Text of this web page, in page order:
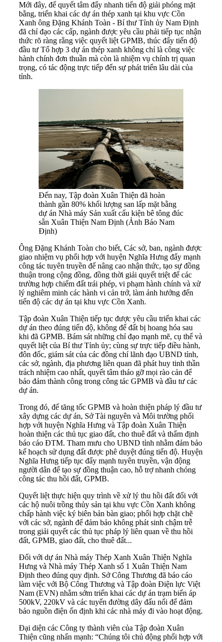
Mới đây, để quyết tâm đẩy nhanh tiến độ giải phóng mặt
bằng, triển khai các dự án thép xanh tại khu vực Cồn
Xanh ông Đặng Khánh Toàn - Bí thư Tỉnh ủy Nam Định
đã chỉ đạo các cấp, ngành được yêu cầu phải tiếp tục nhận
thức rõ ràng rằng việc quyết liệt GPMB, thúc đẩy tiến độ
đầu tư Tổ hợp 3 dự án thép xanh không chỉ là công việc
hành chính đơn thuần mà còn là nhiệm vụ chính trị quan
trọng, có tác động trực tiếp đến sự phát triển lâu dài của
tỉnh.
Đến nay, Tập đoàn Xuân Thiện đã hoàn
thành gần 80% khối lượng san lấp mặt bằng
dự án Nhà máy Sản xuất cấu kiện bê tông đúc
sẵn Xuân Thiện Nam Định (Ảnh Báo Nam
Định)
Ông Đặng Khánh Toàn cho biết, Các sở, ban, ngành được
giao nhiệm vụ phối hợp với huyện Nghĩa Hưng đẩy mạnh
công tác tuyên truyền để nâng cao nhận thức, tạo sự đồng
thuận trong cộng đồng, đồng thời giải quyết triệt để các
trường hợp chiếm đất trái phép, vi phạm hành chính và xử
lý nghiêm minh các hành vi cản trở, làm ảnh hưởng đến
tiến độ các dự án tại khu vực Cồn Xanh.
Tập đoàn Xuân Thiện tiếp tục được yêu cầu triển khai các
dự án theo đúng tiến độ, không để đất bị hoang hóa sau
khi đã GPMB. Bám sát những chỉ đạo mạnh mẽ, cụ thể và
quyết liệt của Bí thư Tỉnh ủy; cùng sự trực tiếp điều hành,
đôn đốc, giám sát của các đồng chí lãnh đạo UBND tỉnh,
các sở, ngành, địa phương liên quan đã phát huy tinh thần
trách nhiệm cao nhất, quyết tâm tháo gỡ mọi rào cản để
bảo đảm thành công trong công tác GPMB và đầu tư các
dự án.
Trong đó, để tăng tốc GPMB và hoàn thiện pháp lý đầu tư
xây dựng các dự án, Sở Tài nguyên và Môi trường phối
hợp với huyện Nghĩa Hưng và Tập đoàn Xuân Thiện
hoàn thiện các thủ tục giao đất, cho thuê đất và thẩm định
báo cáo ĐTM. Tham mưu cho UBND tỉnh nhằm đảm bảo
kế hoạch sử dụng đất được phê duyệt đúng tiến độ. Huyện
Nghĩa Hưng tiếp tục đẩy mạnh tuyên truyền, vận động
người dân để tạo sự đồng thuận cao, hỗ trợ nhanh chóng
công tác thu hồi đất, GPMB.
Quyết liệt thực hiện quy trình về xử lý thu hồi đất đối với
các hộ nuôi trồng thủy sản tại khu vực Cồn Xanh không
chấp hành việc ký biên bản bàn giao; phối hợp chặt chẽ
với các sở, ngành để đảm bảo không phát sinh chậm trễ
trong giải quyết các thủ tục pháp lý liên quan về thu hồi
đất, GPMB, giao đất, cho thuê đất...
Đối với dự án Nhà máy Thép Xanh Xuân Thiện Nghĩa
Hưng và Nhà máy Thép Xanh số 1 Xuân Thiện Nam
Định theo đúng quy định. Sở Công Thương đã báo cáo
làm việc với Bộ Công Thương và Tập đoàn Điện lực Việt
Nam (EVN) nhằm sớm triển khai các dự án trạm biến áp
500kV, 220kV và các tuyến đường dây đấu nối để đảm
bảo nguồn điện ổn định khi các nhà máy đi vào hoạt động.
Đại diện các Công ty thành viên của Tập đoàn Xuân
Thiện cũng nhấn mạnh: “Chúng tôi chủ động phối hợp với